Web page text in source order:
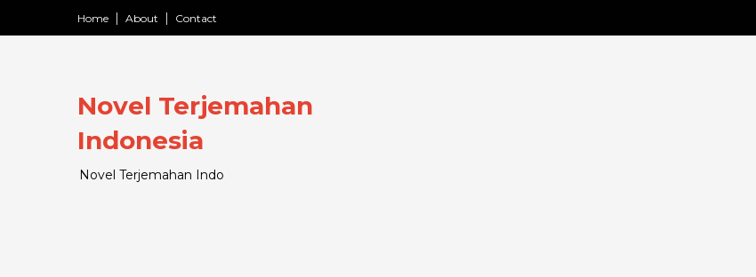
Home About Contact
Novel Terjemahan
Indonesia
Novel Terjemahan Indo